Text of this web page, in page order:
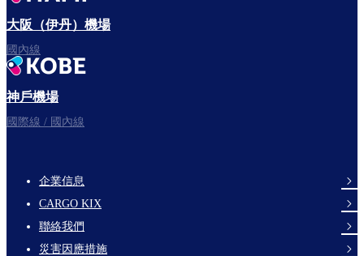
出發啦！
祝您旅途愉快。
大阪（伊丹）機場
國內線
神戶機場
國際線 / 國內線
footer-
links-
en-
企業信息
CARGO KIX
聯絡我們
災害因應措施